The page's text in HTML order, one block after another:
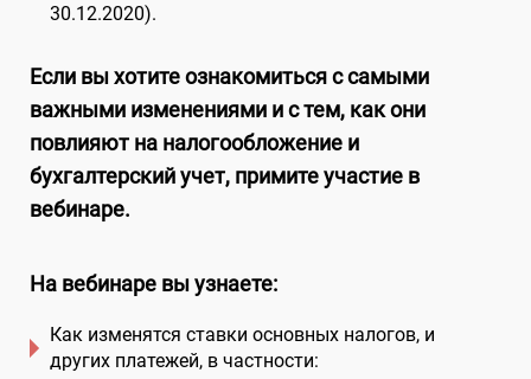
30.12.2020).
Если вы хотите ознакомиться с самыми
важными изменениями и с тем, как они
повлияют на налогообложение и
бухгалтерский учет, примите участие в
вебинаре.
На вебинаре вы узнаете:
Как изменятся ставки основных налогов, и
других платежей, в частности: